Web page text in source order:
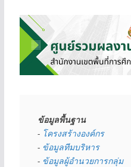
ข้อมูลพื้นฐาน
- โครงสร้างองค์กร
- ข้อมูลทีมบริหาร
- ข้อมูลผู้อำนวยการกลุ่ม